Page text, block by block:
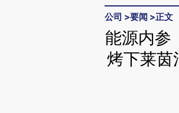
公司 >要闻 >正文
能源内参
烤下莱茵